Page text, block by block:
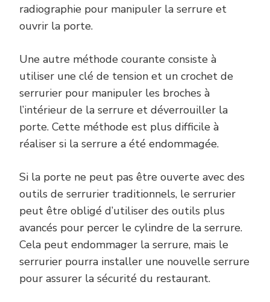
radiographie pour manipuler la serrure et
ouvrir la porte.
Une autre méthode courante consiste à
utiliser une clé de tension et un crochet de
serrurier pour manipuler les broches à
l’intérieur de la serrure et déverrouiller la
porte. Cette méthode est plus difficile à
réaliser si la serrure a été endommagée.
Si la porte ne peut pas être ouverte avec des
outils de serrurier traditionnels, le serrurier
peut être obligé d’utiliser des outils plus
avancés pour percer le cylindre de la serrure.
Cela peut endommager la serrure, mais le
serrurier pourra installer une nouvelle serrure
pour assurer la sécurité du restaurant.